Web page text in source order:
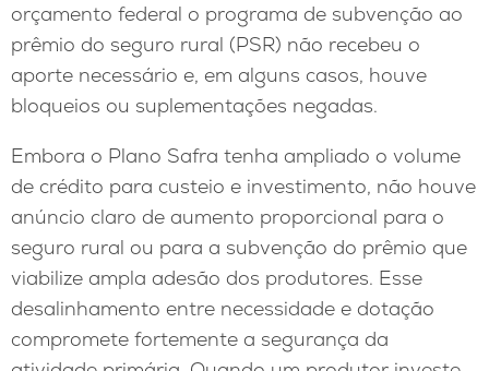
orçamento federal o programa de subvenção ao
prêmio do seguro rural (PSR) não recebeu o
aporte necessário e, em alguns casos, houve
bloqueios ou suplementações negadas.
Embora o Plano Safra tenha ampliado o volume
de crédito para custeio e investimento, não houve
anúncio claro de aumento proporcional para o
seguro rural ou para a subvenção do prêmio que
viabilize ampla adesão dos produtores. Esse
desalinhamento entre necessidade e dotação
compromete fortemente a segurança da